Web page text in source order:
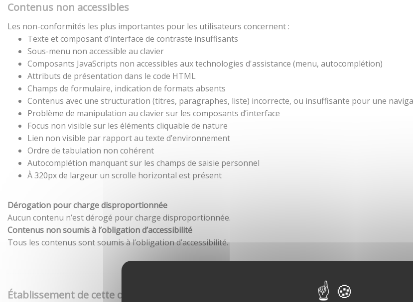
Contenus non accessibles
Les non-conformités les plus importantes pour les utilisateurs concernent :
Texte et composant d’interface de contraste insuffisants
Sous-menu non accessible au clavier
Composants JavaScripts non accessibles aux technologies d'assistance (menu, autocomplétion)
Attributs de présentation dans le code HTML
Champs de formulaire, indication de formats absents
Contenus avec une structuration (titres, paragraphes, liste) incorrecte, ou insuffisante pour une
Problème de manipulation au clavier sur les composants d’interface
Focus non visible sur les éléments cliquable de nature
Lien non visible par rapport au texte d’environnement
Ordre de tabulation non cohérent
Autocomplétion manquant sur les champs de saisie personnel
À 320px de largeur un scrolle horizontal est présent
Dérogation pour charge disproportionnée
Aucun contenu n’est dérogé pour charge disproportionnée.
Contenus non soumis à l’obligation d’accessibilité
Tous les contenus sont soumis à l’obligation d’accessibilité.
Établissement de cette déclaration d'accessibilité